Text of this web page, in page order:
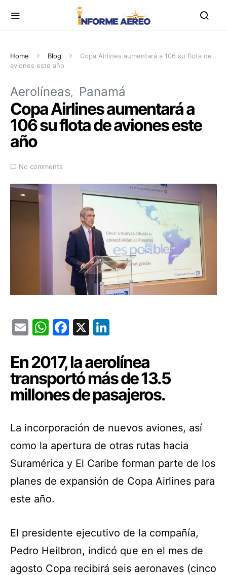
Home Blog
Copa Airlines aumentará a 106 su flota de
aviones este año
Aerolíneas Panamá
Copa Airlines aumentará a
106 su flota de aviones este
año
No comments
EmailWhatsApp
Facebook
X
En 2017, la aerolínea
transportó más de 13.5
millones de pasajeros.
La incorporación de nuevos aviones, así
como la apertura de otras rutas hacia
Suramérica y El Caribe forman parte de los
planes de expansión de Copa Airlines para
este año.
El presidente ejecutivo de la compañía,
Pedro Heilbron, indicó que en el mes de
agosto Copa recibirá seis aeronaves (cinco